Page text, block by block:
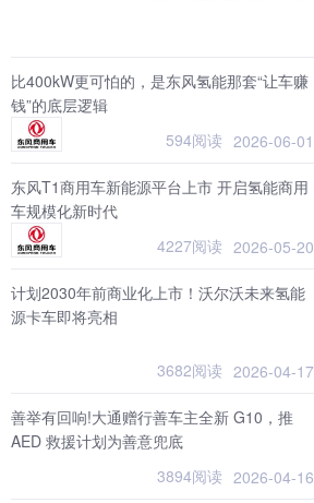
比400kW更可怕的，是东风氢能那套“让车赚
钱”的底层逻辑
594阅读 2026-06-01
东风T1商用车新能源平台上市 开启氢能商用
车规模化新时代
4227阅读 2026-05-20
计划2030年前商业化上市！沃尔沃未来氢能
源卡车即将亮相
3682阅读 2026-04-17
善举有回响!大通赠行善车主全新 G10，推
AED 救援计划为善意兜底
3894阅读 2026-04-16